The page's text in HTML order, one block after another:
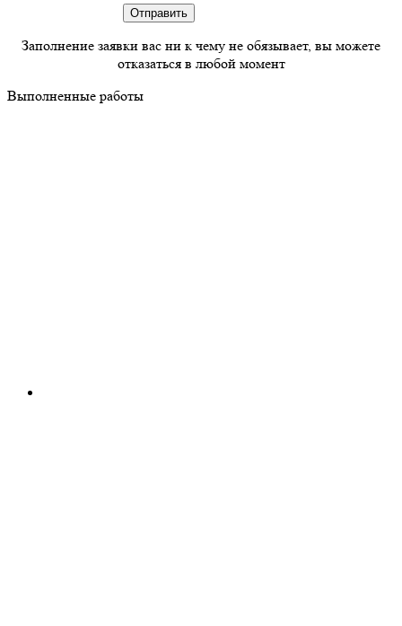
Заполнение заявки вас ни к чему не обязывает, вы можете
отказаться в любой момент
Выполненные работы